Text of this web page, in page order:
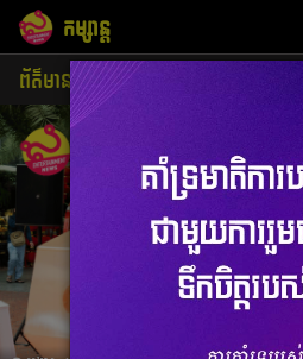
កម្សាន្ត
ព័ត៌មាន ជីវិតតារា